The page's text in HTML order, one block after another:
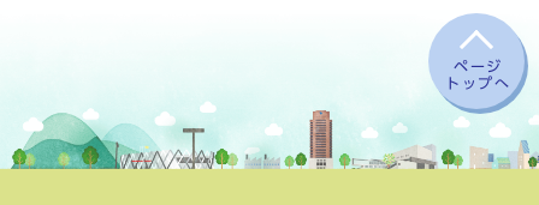
ページ
トップへ